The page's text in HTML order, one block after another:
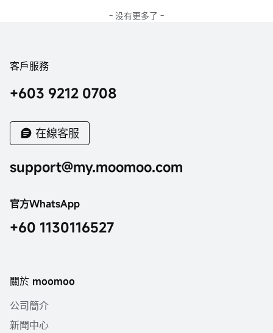
- 没有更多了 -
客戶服務
+603 9212 0708
在線客服
support@my.moomoo.com
官方WhatsApp
+60 1130116527
關於 moomoo
公司簡介
新聞中心